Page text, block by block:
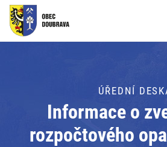
OBECNÍ ÚŘAD
PRO OBČANY
Formuláře ke
ÚŘEDNÍ
Informace o
rozpočtového